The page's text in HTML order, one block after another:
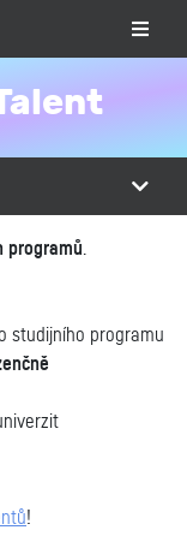
programů
studijního programu
!